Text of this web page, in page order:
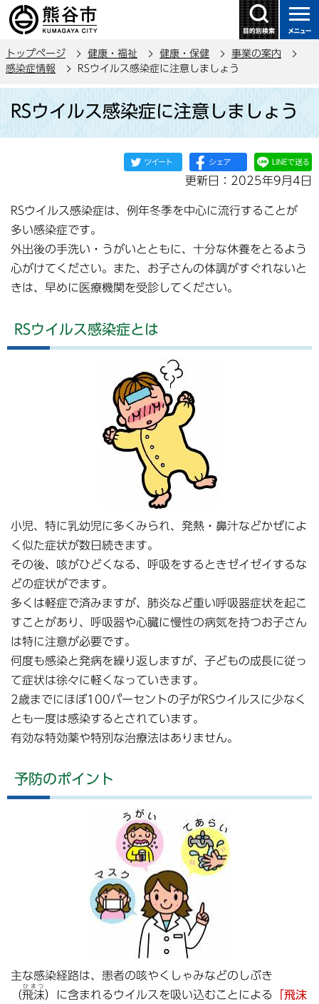
の
ー
トップページ 健康・福祉 健康・保健
事業の案内
感染症情報
RSウイルス感染症に注意しましょう
RSウイルス感染症に注意しましょう
更新日：2025年9月4日
RSウイルス感染症は、例年冬季を中心に流行することが
多い感染症です。
外出後の手洗い・うがいとともに、十分な休養をとるよう
心がけてください。また、お子さんの体調がすぐれないと
きは、早めに医療機関を受診してください。
RSウイルス感染症とは
小児、特に乳幼児に多くみられ、発熱・鼻汁などかぜによ
く似た症状が数日続きます。
その後、咳がひどくなる、呼吸をするときゼイゼイするな
どの症状がでます。
多くは軽症で済みますが、肺炎など重い呼吸器症状を起こ
すことがあり、呼吸器や心臓に慢性の病気を持つお子さん
は特に注意が必要です。
何度も感染と発病を繰り返しますが、子どもの成長に従っ
て症状は徐々に軽くなっていきます。
2歳までにほぼ100パーセントの子がRSウイルスに少なく
とも一度は感染するとされています。
有効な特効薬や特別な治療法はありません。
予防のポイント
主な感染経路は、患者の咳やくしゃみなどのしぶき
（飛沫
ひまつ
）に含まれるウイルスを吸い込むことによる
「飛沫